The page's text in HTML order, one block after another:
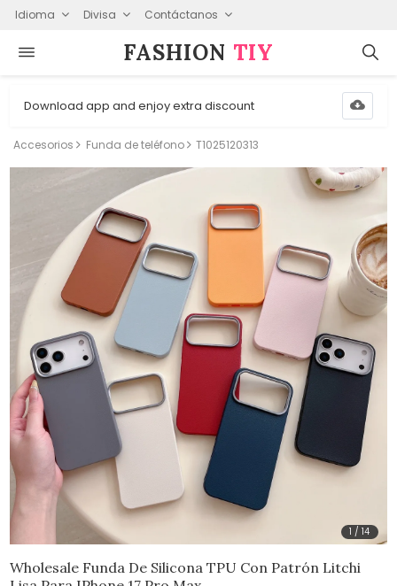
Idioma Divisa Contáctanos
FASHION⁠ TIY
Download app and enjoy extra discount
Accesorios Funda de teléfono T1025120313
1 /14
Wholesale Funda De Silicona TPU Con Patrón Litchi